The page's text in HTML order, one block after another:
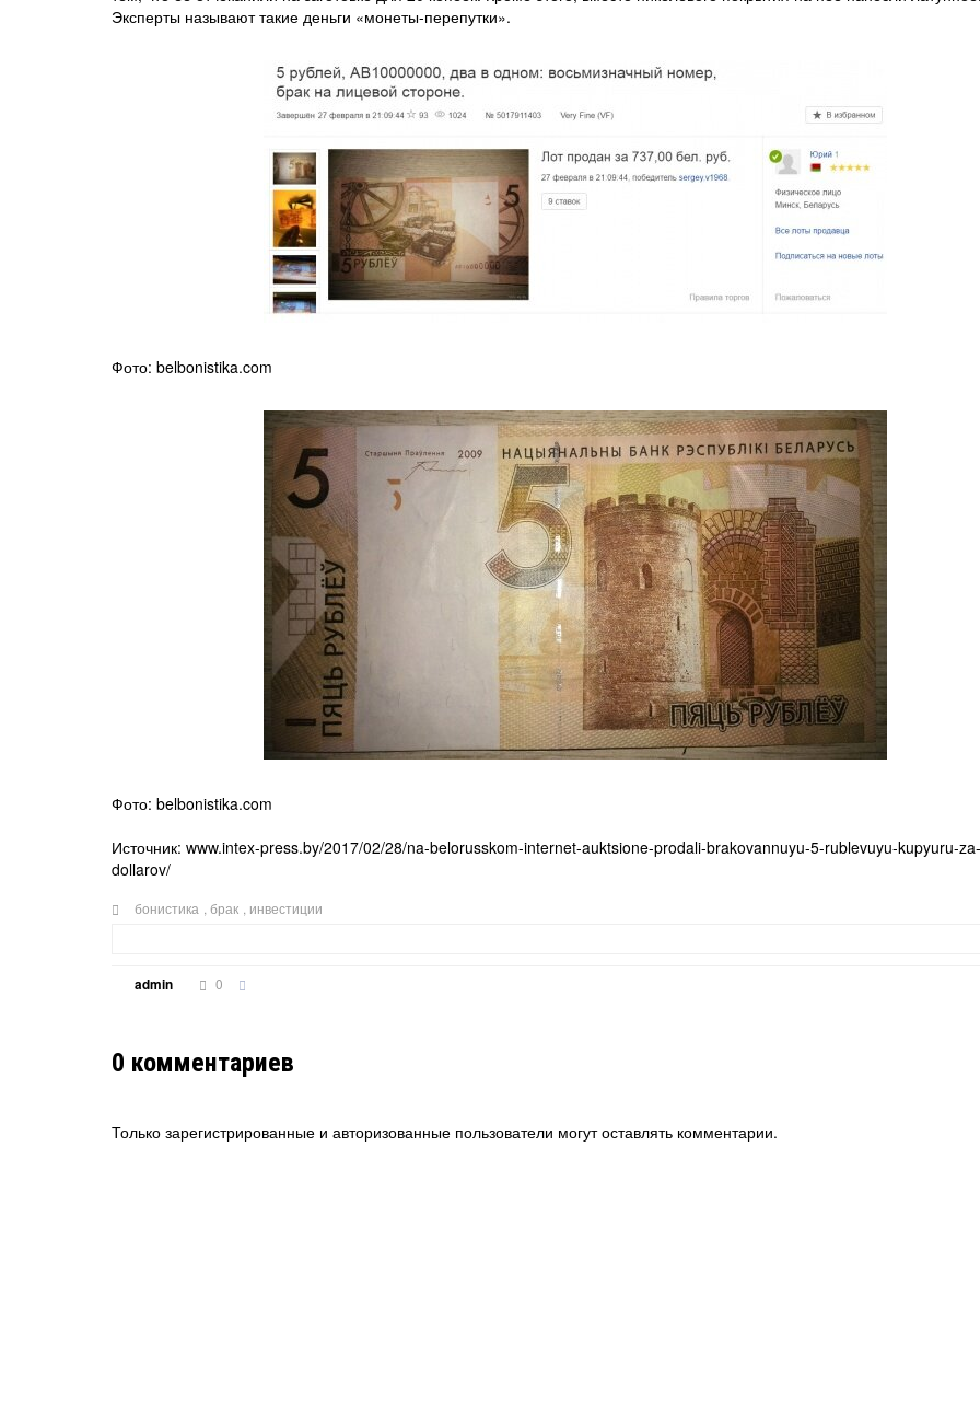
Эксперты называют такие деньги «монеты-перепутки».
Фото: belbonistika.com
Фото: belbonistika.com
Источник: www.intex-press.by/2017/02/28/na-belorusskom-internet-auktsione-prodali-brakovannuyu-5-rublevuyu-kupyuru-
dollarov/
бонистика брак инвестиции
admin 0
0 комментариев
Только зарегистрированные и авторизованные пользователи могут оставлять комментарии.